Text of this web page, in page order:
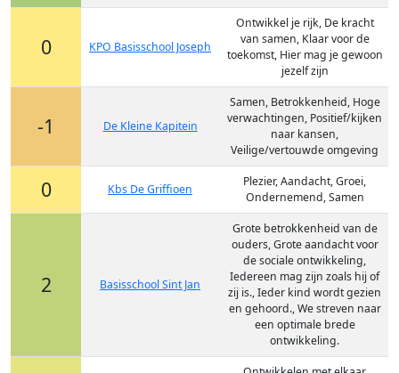
0 KPO Basisschool Joseph
Ontwikkel je rijk, De kracht
van samen, Klaar voor de
toekomst, Hier mag je gewoon
jezelf zijn
-1 De Kleine Kapitein
Samen, Betrokkenheid, Hoge
verwachtingen, Positief/kijken
naar kansen,
Veilige/vertouwde omgeving
0 Kbs De Griffioen
Plezier, Aandacht, Groei,
Ondernemend, Samen
2 Basisschool Sint Jan
Grote betrokkenheid van de
ouders, Grote aandacht voor
de sociale ontwikkeling,
Iedereen mag zijn zoals hij of
zij is., Ieder kind wordt gezien
en gehoord., We streven naar
een optimale brede
ontwikkeling.